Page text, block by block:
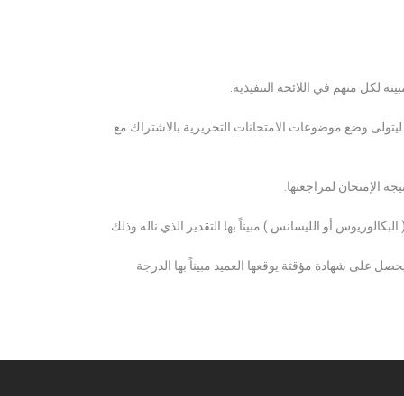
لكل منهم في اللائحة التنفيذية.
وضع موضوعات الامتحانات التحريرية بالاشتراك مع
الإمتحان لمراجعتها.
أو الليسانس ) مبيناً بها التقدير الذي ناله وذلك
على شهادة مؤقتة يوقعها العميد مبيناً بها الدرجة